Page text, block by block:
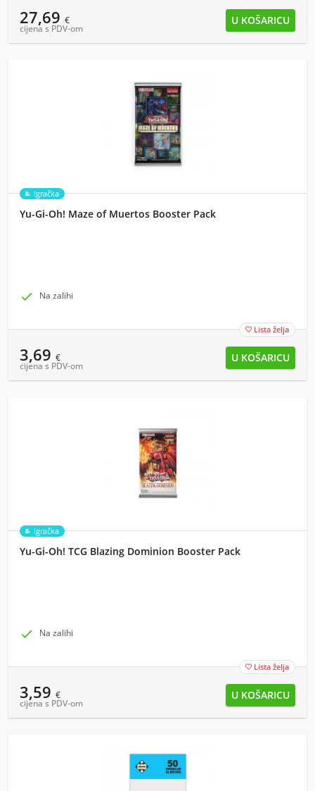
27,69 €
cijena s PDV-om
Igračka
Yu-Gi-Oh! Maze of Muertos Booster Pack
 Na zalihi
 Lista želja
3,69 €
cijena s PDV-om
Igračka
Yu-Gi-Oh! TCG Blazing Dominion Booster Pack
 Na zalihi
 Lista želja
3,59 €
cijena s PDV-om